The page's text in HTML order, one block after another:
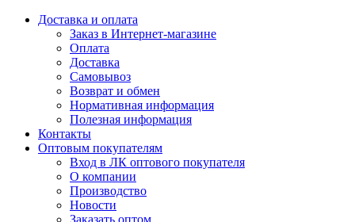
Доставка и оплата
Заказ в Интернет-магазине
Оплата
Доставка
Самовывоз
Возврат и обмен
Нормативная информация
Полезная информация
Контакты
Оптовым покупателям
Вход в ЛК оптового покупателя
О компании
Производство
Новости
Заказать оптом